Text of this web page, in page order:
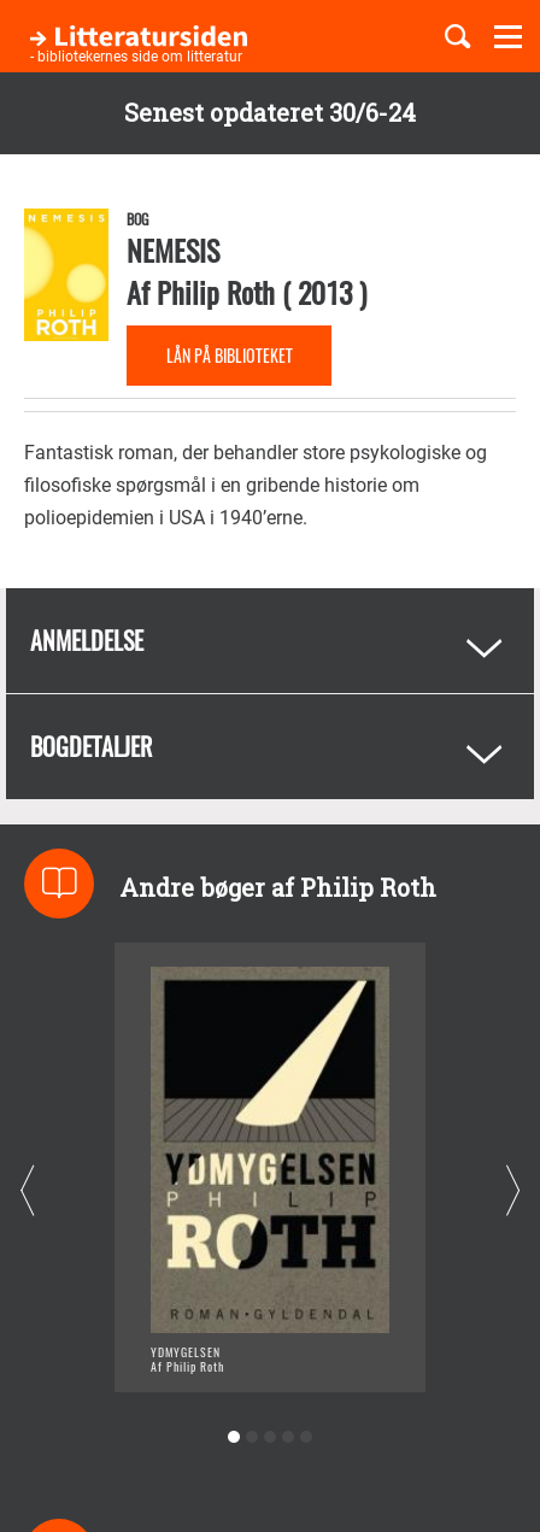
Senest opdateret 30/6-24
hovedindhold
- bibliotekernes side om litteratur
Børnebøger
Temaer
BOG
NEMESIS
AfPhilip Roth(2013)
LÅN PÅ BIBLIOTEKET
Fantastisk roman, der behandler store psykologiske og
filosofiske spørgsmål i en gribende historie om
polioepidemien i USA i 1940’erne.
ANMELDELSE
BOGDETALJER
Andre bøger af Philip Roth
YDMYGELSEN
Af Philip Roth